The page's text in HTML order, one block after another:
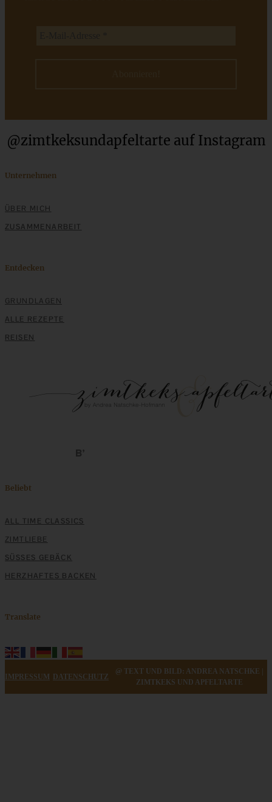
ZUM BEITRAG
Klassische Spargelcremesuppe aus Spargel und
Spargelschalen ganz ohne Mehlschwitze
@zimtkeksundapfeltarte auf Instagram
Unternehmen
ÜBER MICH
ZUSAMMENARBEIT
Entdecken
GRUNDLAGEN
ALLE REZEPTE
REISEN
Beliebt
ALL TIME CLASSICS
ZIMTLIEBE
SÜSSES GEBÄCK
HERZHAFTES BACKEN
Translate
IMPRESSUM DATENSCHUTZ
@ TEXT UND BILD: ANDREA NATSCHKE |
ZIMTKEKS UND APFELTARTE